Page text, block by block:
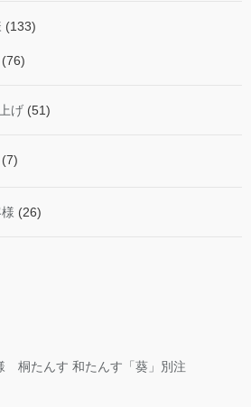
(133)
(76)
げ (51)
(7)
(26)
桐たんす 和たんす「葵」別注